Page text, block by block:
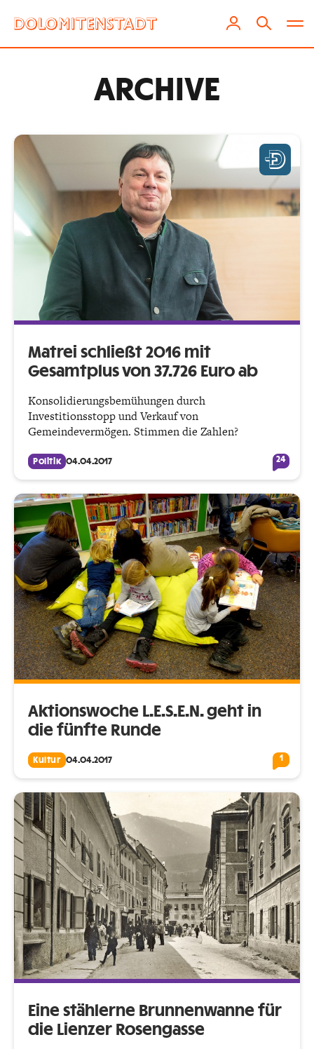
ARCHIVE
Matrei schließt 2016 mit
Gesamtplus von 37.726 Euro ab
Konsolidierungsbemühungen durch
Investitionsstopp und Verkauf von
Gemeindevermögen. Stimmen die Zahlen?
Politik 04.04.2017 24
Aktionswoche L.E.S.E.N. geht in
die fünfte Runde
Kultur 04.04.2017 1
Eine stählerne Brunnenwanne für
die Lienzer Rosengasse